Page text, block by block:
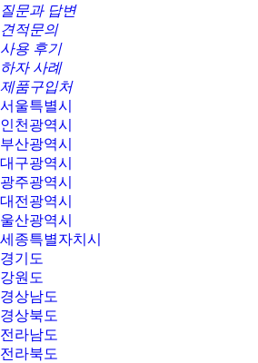
질문과 답변
견적문의
사용 후기
하자 사례
제품구입처
서울특별시
인천광역시
부산광역시
대구광역시
광주광역시
대전광역시
울산광역시
세종특별자치시
경기도
강원도
경상남도
경상북도
전라남도
전라북도